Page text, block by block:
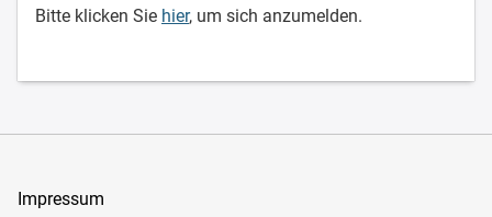
Bitte klicken Sie hier, um sich anzumelden.
Impressum